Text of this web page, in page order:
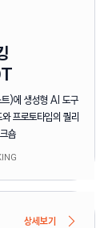
)에 생성형 AI 도구
프로토타입의 퀄리
숍
상세보기